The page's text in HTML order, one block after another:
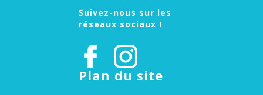
Suivez-nous sur les
réseaux sociaux !
Plan du site